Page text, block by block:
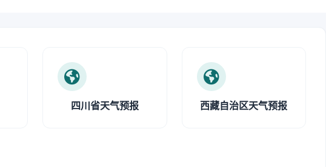
四川省天气预报 西藏自治区天气预报